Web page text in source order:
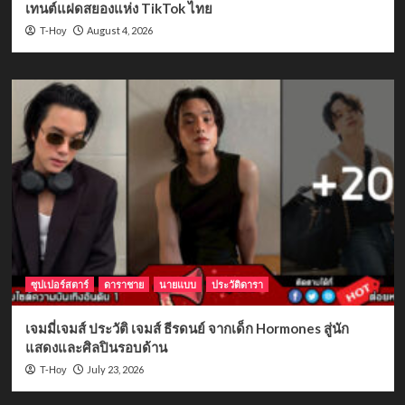
เทนต์แฝดสยองแห่ง TikTok ไทย
T-Hoy August 4, 2026
ซุปเปอร์สตาร์ ดาราชาย นายแบบ ประวัติดารา
เจมมี่เจมส์ ประวัติ เจมส์ ธีรดนย์ จากเด็ก Hormones สู่นัก
แสดงและศิลปินรอบด้าน
T-Hoy July 23, 2026